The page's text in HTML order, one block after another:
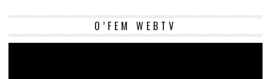
O’FEM WEBTV